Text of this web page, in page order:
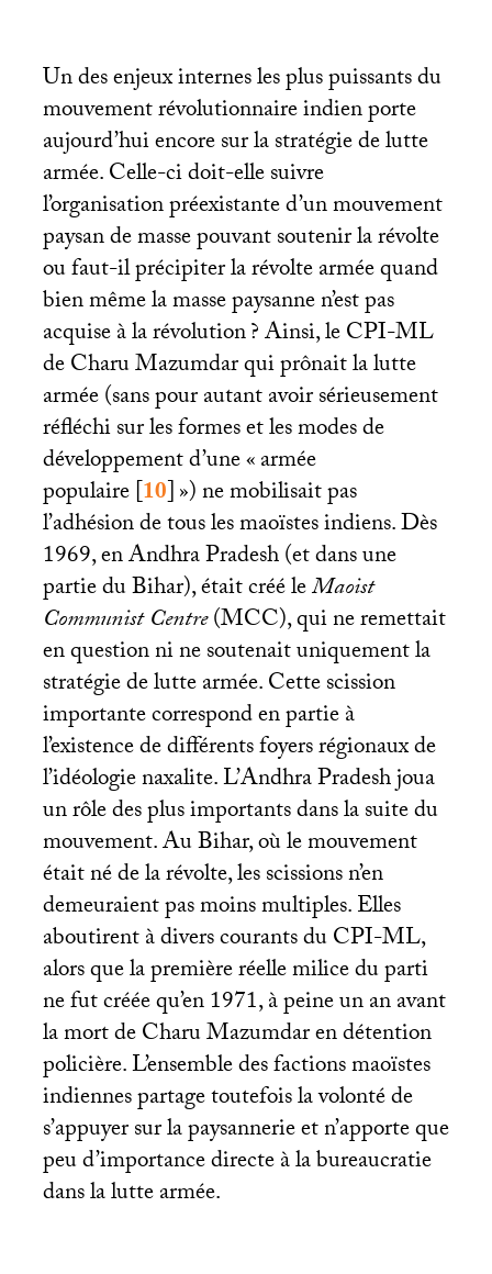
Un des enjeux internes les plus puissants du
mouvement révolutionnaire indien porte
aujourd’hui encore sur la stratégie de lutte
armée. Celle-ci doit-elle suivre
l’organisation préexistante d’un mouvement
paysan de masse pouvant soutenir la révolte
ou faut-il précipiter la révolte armée quand
bien même la masse paysanne n’est pas
acquise à la révolution? Ainsi, leCPI-ML
de Charu Mazumdar qui prônait la lutte
armée (sans pour autant avoir sérieusement
réfléchi sur les formes et les modes de
développement d’une «armée
populaire[10]») ne mobilisait pas
l’adhésion de tous les maoïstes indiens. Dès
1969, en Andhra Pradesh (et dans une
partie du Bihar), était créé leMaoist
Communist Centre(MCC), qui ne remettait
en question ni ne soutenait uniquement la
stratégie de lutte armée. Cette scission
importante correspond en partie à
l’existence de différents foyers régionaux de
l’idéologie naxalite. L’Andhra Pradesh joua
un rôle des plus importants dans la suite du
mouvement. Au Bihar, où le mouvement
était né de la révolte, les scissions n’en
demeuraient pas moins multiples. Elles
aboutirent à divers courants duCPI-ML,
alors que la première réelle milice du parti
ne fut créée qu’en 1971, à peine un an avant
la mort de Charu Mazumdar en détention
policière. L’ensemble des factions maoïstes
indiennes partage toutefois la volonté de
s’appuyer sur la paysannerie et n’apporte que
peu d’importance directe à la bureaucratie
dans la lutte armée.